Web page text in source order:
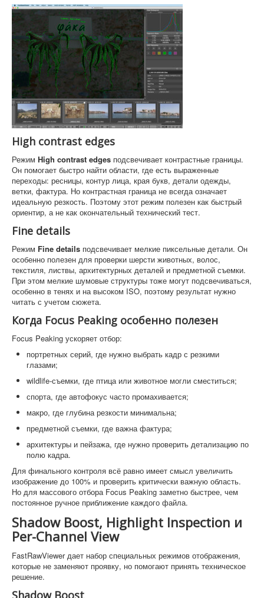
High contrast edges
Режим High contrast edges подсвечивает контрастные границы.
Он помогает быстро найти области, где есть выраженные
переходы: ресницы, контур лица, края букв, детали одежды,
ветки, фактура. Но контрастная граница не всегда означает
идеальную резкость. Поэтому этот режим полезен как быстрый
ориентир, а не как окончательный технический тест.
Fine details
Режим Fine details подсвечивает мелкие пиксельные детали. Он
особенно полезен для проверки шерсти животных, волос,
текстиля, листвы, архитектурных деталей и предметной съемки.
При этом мелкие шумовые структуры тоже могут подсвечиваться,
особенно в тенях и на высоком ISO, поэтому результат нужно
читать с учетом сюжета.
Когда Focus Peaking особенно полезен
Focus Peaking ускоряет отбор:
портретных серий, где нужно выбрать кадр с резкими
глазами;
wildlife-съемки, где птица или животное могли сместиться;
спорта, где автофокус часто промахивается;
макро, где глубина резкости минимальна;
предметной съемки, где важна фактура;
архитектуры и пейзажа, где нужно проверить детализацию по
полю кадра.
Для финального контроля всё равно имеет смысл увеличить
изображение до 100% и проверить критически важную область.
Но для массового отбора Focus Peaking заметно быстрее, чем
постоянное ручное приближение каждого файла.
Shadow Boost, Highlight Inspection и
Per-Channel View
FastRawViewer дает набор специальных режимов отображения,
которые не заменяют проявку, но помогают принять техническое
решение.
Shadow Boost